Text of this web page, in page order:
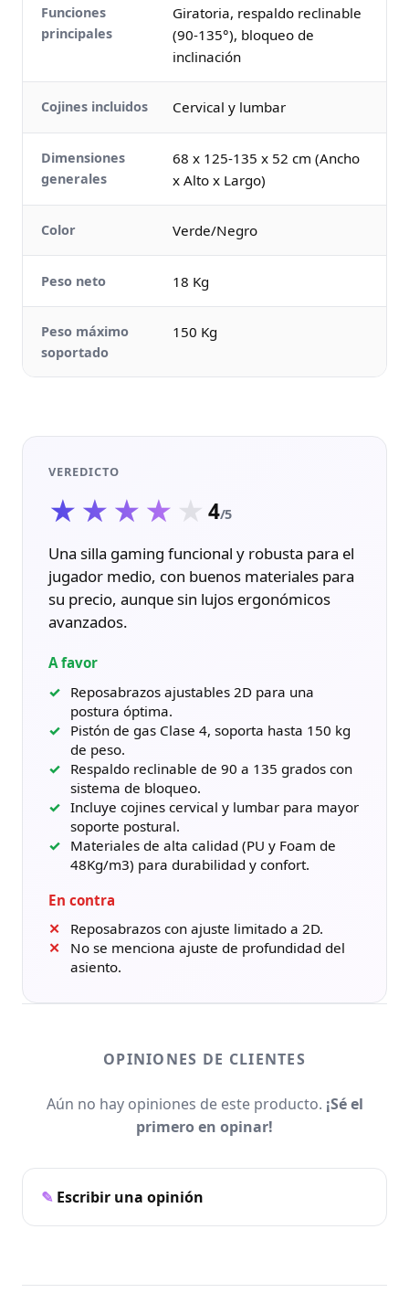
Funciones
principales
Giratoria, respaldo reclinable
(90-135°), bloqueo de
inclinación
Cojines incluidos Cervical y lumbar
Dimensiones
generales
68 x 125-135 x 52 cm (Ancho
x Alto x Largo)
Color Verde/Negro
Peso neto 18 Kg
Peso máximo
soportado
150 Kg
VEREDICTO
★★★★★
★★★★★4/5
Una silla gaming funcional y robusta para el
jugador medio, con buenos materiales para
su precio, aunque sin lujos ergonómicos
avanzados.
A favor
Reposabrazos ajustables 2D para una
postura óptima.
Pistón de gas Clase 4, soporta hasta 150 kg
de peso.
Respaldo reclinable de 90 a 135 grados con
sistema de bloqueo.
Incluye cojines cervical y lumbar para mayor
soporte postural.
Materiales de alta calidad (PU y Foam de
48Kg/m3) para durabilidad y confort.
En contra
Reposabrazos con ajuste limitado a 2D.
No se menciona ajuste de profundidad del
asiento.
OPINIONES DE CLIENTES
Aún no hay opiniones de este producto. ¡Sé el
primero en opinar!
Escribir una opinión